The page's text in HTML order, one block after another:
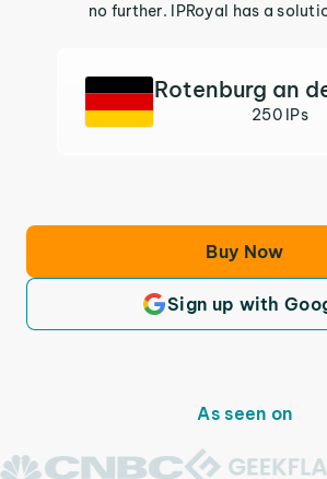
no further. IPRoyal has a
Rotenburg an
250 IPs
Buy Now
Sign up with
As seen on